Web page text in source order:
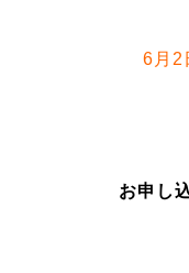
6月2
お申し